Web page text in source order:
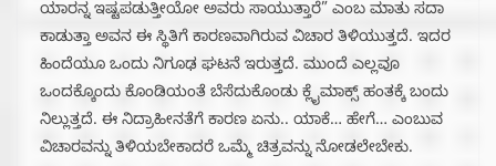
ಯಾರನ್ನ ಇಷ್ಟಪಡುತ್ತೀಯೋ ಅವರು ಸಾಯುತ್ತಾರೆ” ಎಂಬ ಮಾತು ಸದಾ
ಕಾಡುತ್ತಾ ಅವನ ಈ ಸ್ಥಿತಿಗೆ ಕಾರಣವಾಗಿರುವ ವಿಚಾರ ತಿಳಿಯುತ್ತದೆ. ಇದರ
ಹಿಂದೆಯೂ ಒಂದು ನಿಗೂಢ ಘಟನೆ ಇರುತ್ತದೆ. ಮುಂದೆ ಎಲ್ಲವೂ
ಒಂದಕ್ಕೊಂದು ಕೊಂಡಿಯಂತೆ ಬೆಸೆದುಕೊಂಡು ಕ್ಲೈಮಾಕ್ಸ್ ಹಂತಕ್ಕೆ ಬಂದು
ನಿಲ್ಲುತ್ತದೆ. ಈ ನಿದ್ರಾಹೀನತೆಗೆ ಕಾರಣ ಏನು.. ಯಾಕೆ… ಹೇಗೆ… ಎಂಬುವ
ವಿಚಾರವನ್ನು ತಿಳಿಯಬೇಕಾದರೆ ಒಮ್ಮೆ ಚಿತ್ರವನ್ನು ನೋಡಲೇಬೇಕು.